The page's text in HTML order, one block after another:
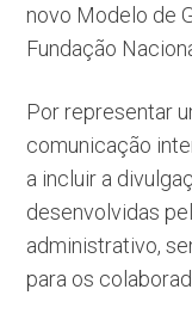
novo Modelo de
Fundação
Por representar
comunicação
a incluir a
desenvolvidas
administrativo,
para os